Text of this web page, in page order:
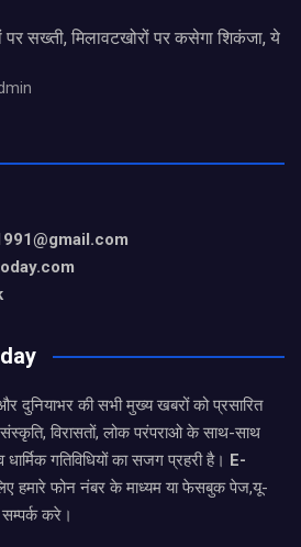
पर सख्ती, मिलावटखोरों पर कसेगा शिकंजा, ये
दुनियाभर की सभी मुख्य खबरों को प्रसारित
विरासतों, लोक परंपराओ के साथ-साथ
गतिविधियों का सजग प्रहरी है। E-
हमारे फोन नंबर के माध्यम या फेसबुक पेज,यू-
करे।